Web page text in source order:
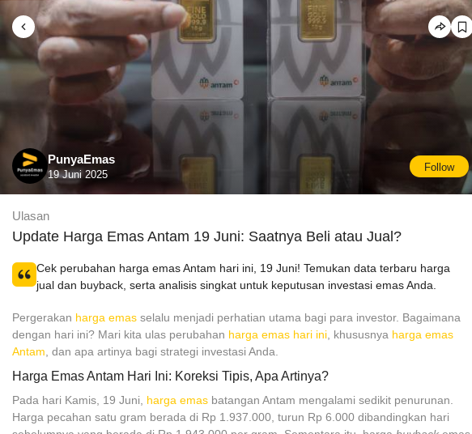
PunyaEmas
19 Juni 2025
Follow
Ulasan
Update Harga Emas Antam 19 Juni: Saatnya Beli atau Jual?
Cek perubahan harga emas Antam hari ini, 19 Juni! Temukan data terbaru harga
jual dan buyback, serta analisis singkat untuk keputusan investasi emas Anda.
Pergerakan harga emas selalu menjadi perhatian utama bagi para investor. Bagaimana
dengan hari ini? Mari kita ulas perubahan harga emas hari ini , khususnya harga emas
Antam , dan apa artinya bagi strategi investasi Anda.
Harga Emas Antam Hari Ini: Koreksi Tipis, Apa Artinya?
Pada hari Kamis, 19 Juni, harga emas batangan Antam mengalami sedikit penurunan.
Harga pecahan satu gram berada di Rp 1.937.000, turun Rp 6.000 dibandingkan hari